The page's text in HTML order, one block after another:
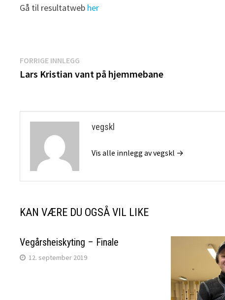
Gå til resultatweb her
Innleggsnavigasjon
FORRIGE INNLEGG
innlegg:
Lars Kristian vant på hjemmebane
vegskl
Vis alle innlegg av vegskl →
KAN VÆRE DU OGSÅ VIL LIKE
Vegårsheiskyting – Finale
12. september 2019